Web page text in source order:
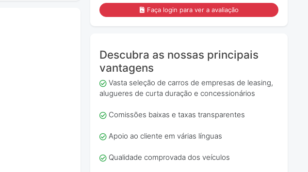
Faça login para ver a avaliação
Descubra as nossas principais
vantagens
Vasta seleção de carros de empresas de leasing,
alugueres de curta duração e concessionários
Comissões baixas e taxas transparentes
Apoio ao cliente em várias línguas
Qualidade comprovada dos veículos